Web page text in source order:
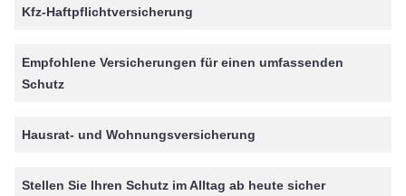
Kfz-Haftpflichtversicherung
Empfohlene Versicherungen für einen umfassenden
Schutz
Hausrat- und Wohnungsversicherung
Stellen Sie Ihren Schutz im Alltag ab heute sicher